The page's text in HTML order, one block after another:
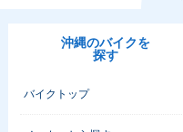
沖縄のバイクを
探す
バイクトップ